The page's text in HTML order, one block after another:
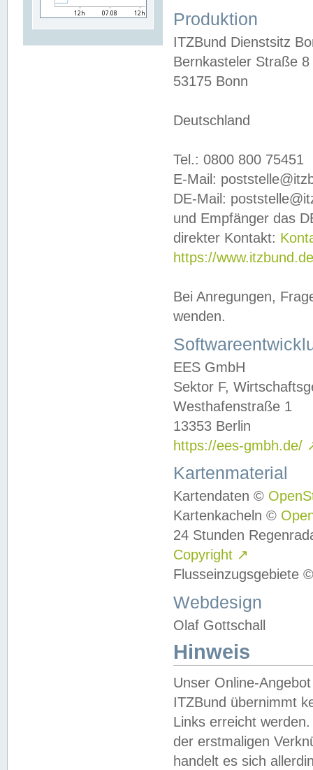
Produktion
ITZBund Dienstsitz
Bernkasteler Straße 8
53175 Bonn
Deutschland
Tel.: 0800 800 75451
E-Mail:
DE-Mail:
und Empfänger das
direkter Kontakt:
https://
Bei Anregungen,
wenden.
EES GmbH
Sektor F,
Westhafenstraße 1
13353 Berlin
https://ees-gmbh.de/
Kartenmaterial
Kartendaten ©
Kartenkacheln ©
24 Stunden
Copyright ↗
Flusseinzugsgebiete
Webdesign
Olaf Gottschall
Hinweis
Unser Online-
ITZBund übernimmt
Links erreicht
der erstmaligen
handelt es sich